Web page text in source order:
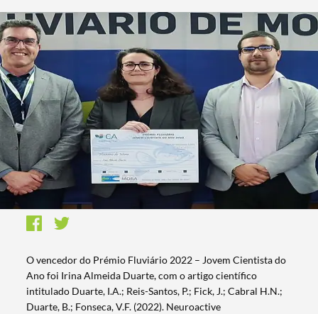
O vencedor do Prémio Fluviário 2022 – Jovem Cientista do
Ano foi Irina Almeida Duarte, com o artigo científico
intitulado Duarte, I.A.; Reis-Santos, P.; Fick, J.; Cabral H.N.;
Duarte, B.; Fonseca, V.F. (2022). Neuroactive